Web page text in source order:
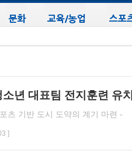
찾아가는 아토...
프장 및 청송...
년 대표팀 전지훈련 유
츠 기반 도시 도약의 계기 마련 -
]